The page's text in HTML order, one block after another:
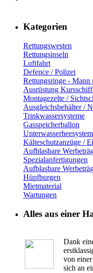
Kategorien
Rettungswesten
Rettungsinseln
Luftfahrt
Defence / Polizei
Rettungsringe - Mann
Ausrüstung
Montagezelte /
Ausgleichsbehälter /
Trinkwassersysteme
Gasspeicherballon
Kälteschutzanzüge /
Aufblasbare
Spezialanfertigungen
Aufblasbare
Hüpfburgen
Mietmaterial
Wartungen
Alles aus einer
Dank
von
sich an